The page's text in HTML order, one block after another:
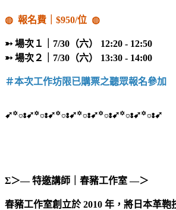
◍ 報名費｜$950/位 ◍
➳ 場次１｜7/30（六） 12:20 - 12:50
➳ 場次２｜7/30（六） 13:30 - 14:00
＃本次工作坊限已購票之聽眾報名參加
➹꙳ః➹꙳ః➹꙳ః➹꙳ః➹꙳ః➹꙳ః➹꙳ః➹
Σ＞― 特邀講師｜春豬工作室 ―＞
春豬工作室創立於 2010 年，將日本革鞄